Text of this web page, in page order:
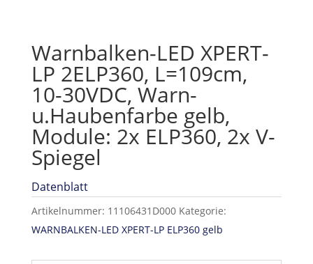
Warnbalken-LED XPERT-
LP 2ELP360, L=109cm,
10-30VDC, Warn-
u.Haubenfarbe gelb,
Module: 2x ELP360, 2x V-
Spiegel
Datenblatt
Artikelnummer: 11106431D000 Kategorie:
WARNBALKEN-LED XPERT-LP ELP360 gelb